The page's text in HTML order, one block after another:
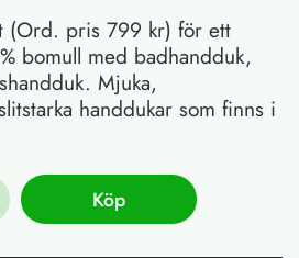
(Ord. pris 799 kr) för ett
bomull med badhandduk,
Mjuka,
handdukar som finns i
Köp